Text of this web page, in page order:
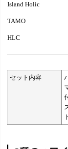
Island Holic
TAMO
HLC
セット内容